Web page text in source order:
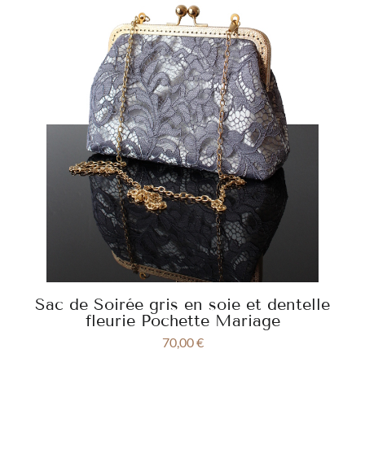
Sac de Soirée gris en soie et dentelle
fleurie Pochette Mariage
70,00€